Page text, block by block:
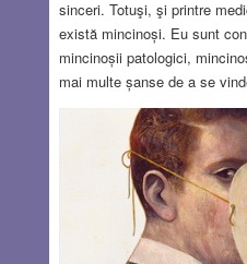
sinceri. Totuşi, şi printre
există mincinoși. Eu sunt
mincinoșii patologici,
mai multe șanse de a se
pacienților. “Vindecarea” lor
“tratarea și vindecarea”
ști cum să ne vindecăm,
înțelegem cauzele care
Pentru a înțelege etiologia
important să găsim
Read more…